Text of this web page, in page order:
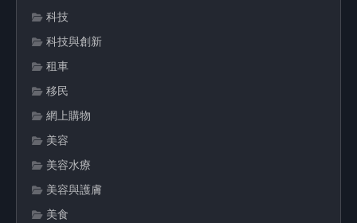
科技
科技與創新
租車
移民
網上購物
美容
美容水療
美容與護膚
美食